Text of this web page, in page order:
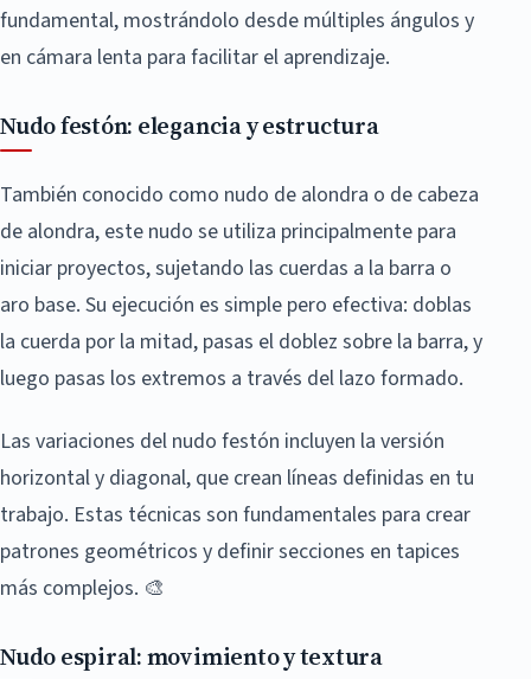
fundamental, mostrándolo desde múltiples ángulos y
en cámara lenta para facilitar el aprendizaje.
Nudo festón: elegancia y estructura
También conocido como nudo de alondra o de cabeza
de alondra, este nudo se utiliza principalmente para
iniciar proyectos, sujetando las cuerdas a la barra o
aro base. Su ejecución es simple pero efectiva: doblas
la cuerda por la mitad, pasas el doblez sobre la barra, y
luego pasas los extremos a través del lazo formado.
Las variaciones del nudo festón incluyen la versión
horizontal y diagonal, que crean líneas definidas en tu
trabajo. Estas técnicas son fundamentales para crear
patrones geométricos y definir secciones en tapices
más complejos. 🎨
Nudo espiral: movimiento y textura